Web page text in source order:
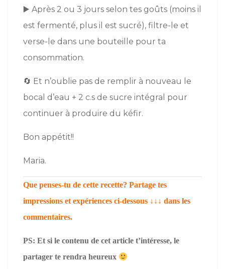
▶️ Après 2 ou 3 jours selon tes goûts (moins il
est fermenté, plus il est sucré), filtre-le et
verse-le dans une bouteille pour ta
consommation.
🔄 Et n’oublie pas de remplir à nouveau le
bocal d’eau + 2 c.s de sucre intégral pour
continuer à produire du kéfir.
Bon appétit!!
Maria.
Que penses-tu de cette recette? Partage tes
impressions et expériences ci-dessous ↓↓↓ dans les
commentaires.
PS: Et si le contenu de cet article t’intéresse, le
partager te rendra heureux